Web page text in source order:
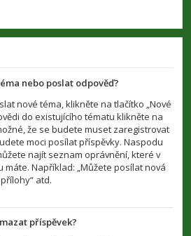
nebo poslat odpověď?
nové téma, klikněte na tlačítko „Nové
do existujícího tématu klikněte na
že se budete muset zaregistrovat
moci posílat příspěvky. Naspodu
najít seznam oprávnění, které v
Například: „Můžete posílat nová
atd.
příspěvek?